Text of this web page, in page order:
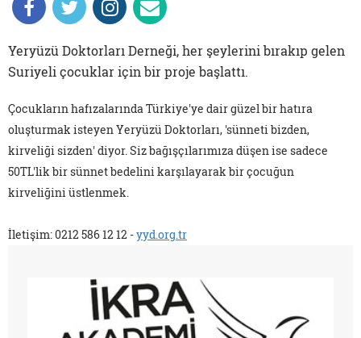
Yeryüzü Doktorları Derneği, her şeylerini bırakıp gelen
Suriyeli çocuklar için bir proje başlattı.
Çocukların hafızalarında Türkiye'ye dair güzel bir hatıra
oluşturmak isteyen Yeryüzü Doktorları, 'sünneti bizden,
kirveliği sizden' diyor. Siz bağışçılarımıza düşen ise sadece
50TL'lik bir sünnet bedelini karşılayarak bir çocuğun
kirveliğini üstlenmek.
İletişim: 0212 586 12 12 -yyd.org.tr